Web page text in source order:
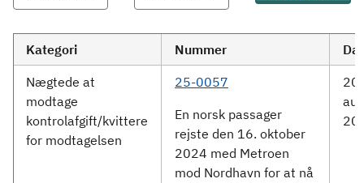
Kategori Nummer
Nægtede at
modtage
kontrolafgift/kvittere
for modtagelsen
25-0057
En norsk passager
rejste den 16. oktober
2024 med Metroen
mod Nordhavn for at nå
20.